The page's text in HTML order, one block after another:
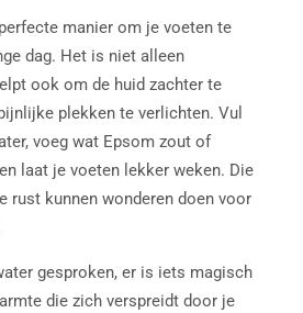
manier om je voeten te
dag. Het is niet alleen
ook om de huid zachter te
plekken te verlichten. Vul
voeg wat Epsom zout of
laat je voeten lekker weken. Die
rust kunnen wonderen doen voor
gesproken, er is iets magisch
die zich verspreidt door je